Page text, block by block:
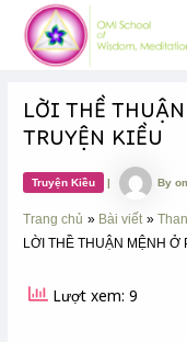
content
LỜI THỀ
TRUYỆN KIỀU
Truyện Kiều | By
Trang chủ Bài viết
LỜI THỀ THUẬN MỆNH Ở
Lượt xem: 9
Post
navigation
CHUYÊN
MỤC: